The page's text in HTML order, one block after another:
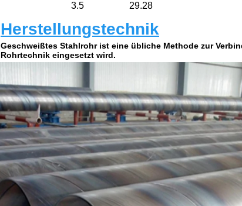
3.5 29.28
Herstellungstechnik
Geschweißtes Stahlrohr ist eine übliche Methode zur
Rohrtechnik eingesetzt wird.